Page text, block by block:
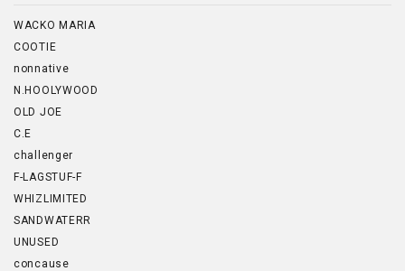
WACKO MARIA
COOTIE
nonnative
N.HOOLYWOOD
OLD JOE
C.E
challenger
F-LAGSTUF-F
WHIZLIMITED
SANDWATERR
UNUSED
concause